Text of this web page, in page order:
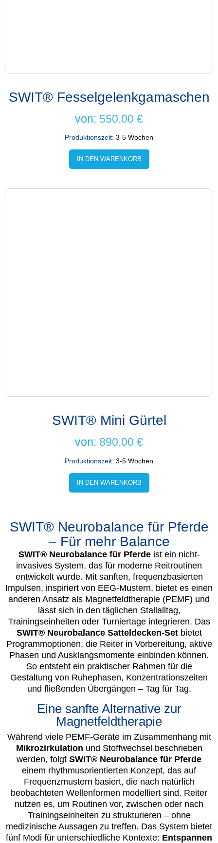
SWIT® Fesselgelenkgamaschen
von: 550,00 €
Produktionszeit: 3-5 Wochen
IN DEN WARENKORB
SWIT® Mini Gürtel
von: 890,00 €
Produktionszeit: 3-5 Wochen
IN DEN WARENKORB
SWIT® Neurobalance für Pferde
– Für mehr Balance
SWIT® Neurobalance für Pferdeist ein nicht-
invasives System, das für moderne Reitroutinen
entwickelt wurde. Mit sanften, frequenzbasierten
Impulsen, inspiriert von EEG-Mustern, bietet es einen
anderen Ansatz als Magnetfeldtherapie (PEMF) und
lässt sich in den täglichen Stallalltag,
Trainingseinheiten oder Turniertage integrieren. Das
SWIT® Neurobalance Satteldecken-Setbietet
Programmoptionen, die Reiter in Vorbereitung, aktive
Phasen und Ausklangsmomente einbinden können.
So entsteht ein praktischer Rahmen für die
Gestaltung von Ruhephasen, Konzentrationszeiten
und fließenden Übergängen – Tag für Tag.
Eine sanfte Alternative zur
Magnetfeldtherapie
Während viele PEMF-Geräte im Zusammenhang mit
Mikrozirkulation und Stoffwechsel beschrieben
werden, folgt SWIT® Neurobalance für Pferde
einem rhythmusorientierten Konzept, das auf
Frequenzmustern basiert, die nach natürlich
beobachteten Wellenformen modelliert sind. Reiter
nutzen es, um Routinen vor, zwischen oder nach
Trainingseinheiten zu strukturieren – ohne
medizinische Aussagen zu treffen. Das System bietet
fünf Modi für unterschiedliche Kontexte: Entspannen